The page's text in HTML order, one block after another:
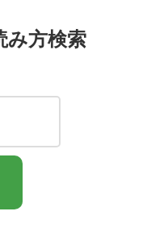
み方検索